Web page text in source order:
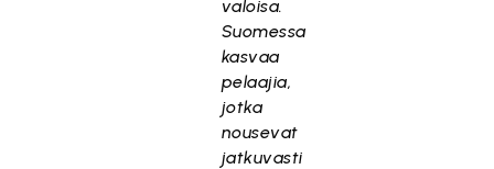
valoisa.
Suomessa
kasvaa
pelaajia,
jotka
nousevat
jatkuvasti